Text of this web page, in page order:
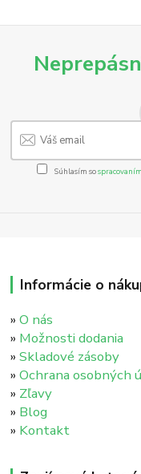
Súhlasím so
Informácie o
»O nás
» Možnosti dodania
»Skladové zásoby
»Ochrana osobných
» Zľavy
» Blog
» Kontakt